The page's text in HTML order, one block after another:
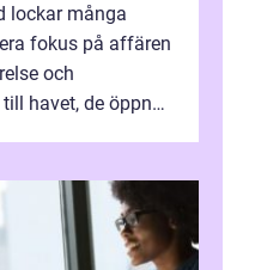
lockar många
fokus på affären
och
havet, de öppna